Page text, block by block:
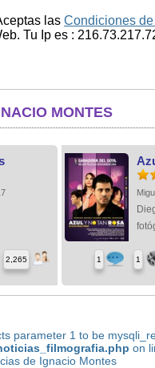
las Condiciones
Tu Ip es :
MONTES
2,265 1 1
parameter 1 to be
on
de Ignacio Montes